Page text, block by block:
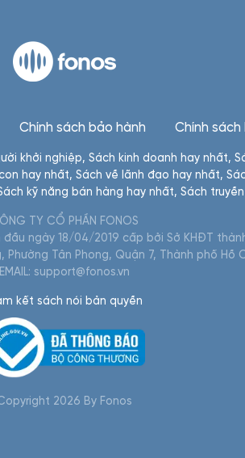
Chính sách bảo hành Chính
khởi nghiệp, Sách kinh doanh hay nhất,
hay nhất, Sách về lãnh đạo hay nhất,
kỹ năng bán hàng hay nhất, Sách
TY CỔ PHẦN FONOS
đầu ngày 18/04/2019 cấp bởi Sở KHĐT
Phường Tân Phong, Quận 7, Thành phố Hồ
EMAIL: support@fonos.vn
kết sách nói bản quyền
2026 By Fonos